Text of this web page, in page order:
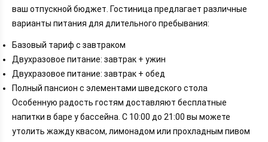
ваш отпускной бюджет. Гостиница предлагает различные
варианты питания для длительного пребывания:
Базовый тариф с завтраком
Двухразовое питание: завтрак + ужин
Двухразовое питание: завтрак + обед
Полный пансион с элементами шведского стола
Особенную радость гостям доставляют бесплатные
напитки в баре у бассейна. С 10:00 до 21:00 вы можете
утолить жажду квасом, лимонадом или прохладным пивом